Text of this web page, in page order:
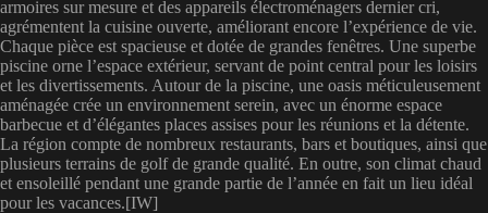
armoires sur mesure et des appareils électroménagers dernier cri,
agrémentent la cuisine ouverte, améliorant encore l’expérience de vie.
Chaque pièce est spacieuse et dotée de grandes fenêtres. Une superbe
piscine orne l’espace extérieur, servant de point central pour les loisirs
et les divertissements. Autour de la piscine, une oasis méticuleusement
aménagée crée un environnement serein, avec un énorme espace
barbecue et d’élégantes places assises pour les réunions et la détente.
La région compte de nombreux restaurants, bars et boutiques, ainsi que
plusieurs terrains de golf de grande qualité. En outre, son climat chaud
et ensoleillé pendant une grande partie de l’année en fait un lieu idéal
pour les vacances.[IW]